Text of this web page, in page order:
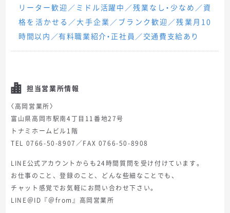
リーター歓迎／ミドル活躍中／残業なし・少なめ／資
格を活かせる／大手企業／ブランク歓迎／残業月10
時間以内／有料職業紹介・正社員／交通費支給あり
担当営業所情報
〈高岡営業所〉
富山県高岡市駅南4丁目11番地27号
トナミホームビル1階
TEL 0766-50-8907／FAX 0766-50-8908
LINE公式アカウントからも24時間質問を受け付けています。
お仕事のこと、登録のこと、どんな些細なことでも、
チャット感覚でお気軽にお問い合わせ下さい。
LINE＠ID『＠from』高岡営業所